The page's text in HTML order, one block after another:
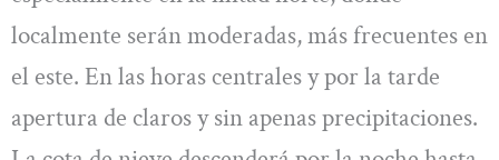
localmente serán moderadas, más frecuentes en
el este. En las horas centrales y por la tarde
apertura de claros y sin apenas precipitaciones.